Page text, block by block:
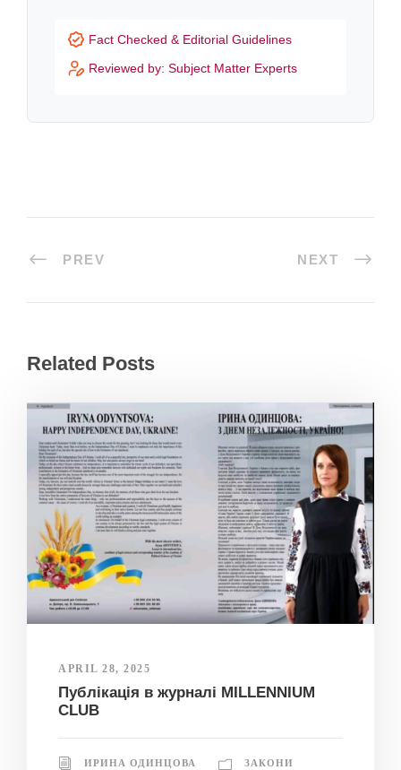
c
b
o
s
a
r
Fact Checked & Editorial Guidelines
Reviewed by: Subject Matter Experts
PREV NEXT
Related Posts
APRIL 28, 2025
Публікація в журналі MILLENNIUM
CLUB
ИРИНА ОДИНЦОВА ЗАКОНИ